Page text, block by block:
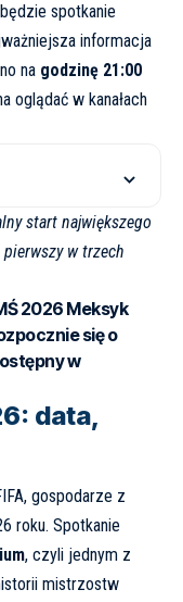
spotkanie
informacja
na godzinę 21:00
oglądać w kanałach
start największego
w trzech
2026 Meksyk
się o
w
data,
, gospodarze z
roku. Spotkanie
, czyli jednym z
mistrzostw